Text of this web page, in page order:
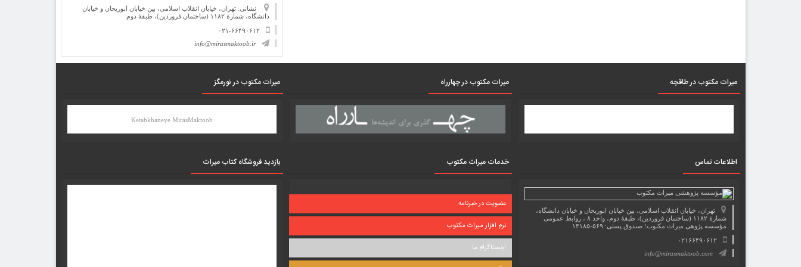
نشانی: تهران، خیابان انقلاب اسلامی، بین خیابان ابوریحان و خیابان
دانشگاه، شمارۀ ۱۱۸۲ (ساختمان فروردین)، طبقۀ دوم
۰۲۱-۶۶۴۹۰۶۱۲
info@mirasmaktoob.ir
میرات مکتوب در طاقچه
اطلاعات تماس
تهران، خیابان انقلاب اسلامی، بین خیابان ابوریحان و خیابان دانشگاه،
شمارۀ ۱۱۸۲ (ساختمان فروردین)، طبقۀ دوم، واحد ۸ ، روابط عمومی
مؤسسه پژوهی میراث مکتوب؛ صندوق پستی: ۵۶۹-۱۳۱۸۵
۰۲۱۶۶۴۹۰۶۱۲
info@mirasmaktoob.com
میرات مکتوب در چهارراه
خدمات میراث مکتوب
عضویت در خبرنامه
نرم افزار میراث مکتوب
اینستاگرام ما
میرات مکتوب در نورمگز
Ketabkhaneye MirasMaktoob
بازدید فروشگاه کتاب میراث